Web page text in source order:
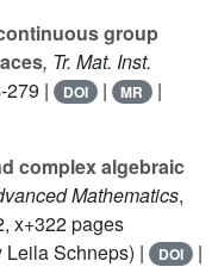
group
, Tr. Mat. Inst.
279 | DOI | MR |
complex algebraic
Mathematics,
x+322 pages
Leila Schneps) |
DOI |